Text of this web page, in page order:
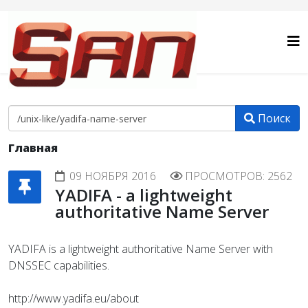
Поиск
Главная
09 НОЯБРЯ 2016
ПРОСМОТРОВ: 2562
YADIFA - a lightweight
authoritative Name Server
YADIFA is a lightweight authoritative Name Server with
DNSSEC capabilities.
http://www.yadifa.eu/about